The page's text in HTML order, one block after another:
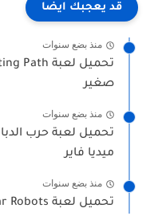
قد يعجبك ايضا
منذ بضع سنوات
صغير
منذ بضع سنوات
تحميل لعبة حرب
ميديا فاير
منذ بضع سنوات
تحميل لعبة War Robots للكمبيوتر والاندرويد مجانا